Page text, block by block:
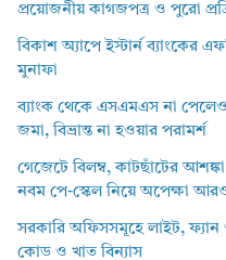
প্রয়োজনীয় কাগজপত্র ও পুরো
বিকাশ অ্যাপে ইস্টার্ন ব্যাংকের
মুনাফা
ব্যাংক থেকে এসএমএস না
জমা, বিভ্রান্ত না হওয়ার পরামর্শ
গেজেটে বিলম্ব, কাটছাঁটের
নবম পে-স্কেল নিয়ে অপেক্ষা আরও
সরকারি অফিসসমূহে লাইট, ফ্যান
কোড ও খাত বিন্যাস